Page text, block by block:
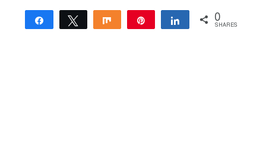
Share Tweet Share Share 0
SHARES